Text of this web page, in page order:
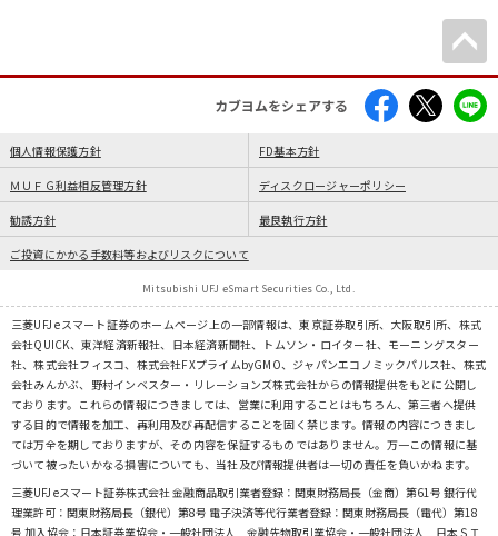
カブヨムをシェアする
個人情報保護方針 FD基本方針
ＭＵＦＧ利益相反管理方針 ディスクロージャーポリシー
勧誘方針 最良執行方針
ご投資にかかる手数料等およびリスクについて
Mitsubishi UFJ eSmart Securities Co., Ltd.
三菱UFJ eスマート証券のホームページ上の一部情報は、東京証券取引所、大阪取引所、株式
会社QUICK、東洋経済新報社、日本経済新聞社、トムソン・ロイター社、モーニングスター
社、株式会社フィスコ、株式会社FXプライムbyGMO、ジャパンエコノミックパルス社、株式
会社みんかぶ、野村インベスター・リレーションズ株式会社からの情報提供をもとに公開し
ております。これらの情報につきましては、営業に利用することはもちろん、第三者へ提供
する目的で情報を加工、再利用及び再配信することを固く禁じます。情報の内容につきまし
ては万全を期しておりますが、その内容を保証するものではありません。万一この情報に基
づいて被ったいかなる損害についても、当社及び情報提供者は一切の責任を負いかねます。
三菱UFJ eスマート証券株式会社 金融商品取引業者登録：関東財務局長（金商）第61号 銀行代
理業許可：関東財務局長（銀代）第8号 電子決済等代行業者登録：関東財務局長（電代）第18
号 加入協会：日本証券業協会・一般社団法人 金融先物取引業協会・一般社団法人 日本ＳＴ